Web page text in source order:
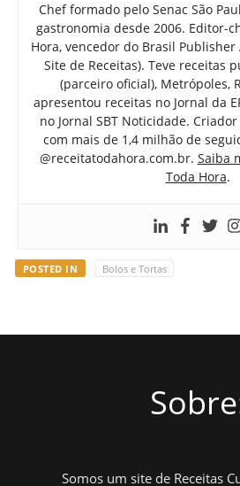
Chef formado pelo Senac São
gastronomia desde 2006. Editor-
Hora, vencedor do Brasil
Site de Receitas). Teve receitas
(parceiro oficial), Metrópoles,
apresentou receitas no Jornal da
no Jornal SBT Noticidade.
com mais de 1,4 milhão de
@receitatodahora.com.br. Saiba
Toda Hora.
POSTED IN Bolos e Tortas
Somos um site de Receitas